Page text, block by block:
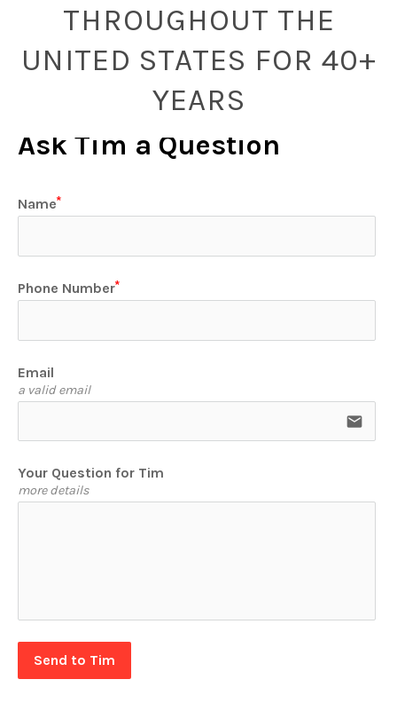
THROUGHOUT THE
UNITED STATES FOR 40+
YEARS
Ask Tim a Question
Name
Phone Number
Email
a valid email
email
Your Question for Tim
more details
Send to Tim